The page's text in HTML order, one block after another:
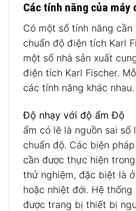
Các tính năng của
Có một số tính năng
chuẩn độ điện tích Karl
một số nhà sản xuất
điện tích Karl Fischer.
các tính năng khác nhau.
Độ nhạy với độ ẩm Độ
ẩm có lẽ là nguồn sai
chuẩn độ. Các biện
cần được thực hiện
thử nghiệm, đặc biệt là
hoặc nhiệt đới. Hệ
được trang bị thiết bị